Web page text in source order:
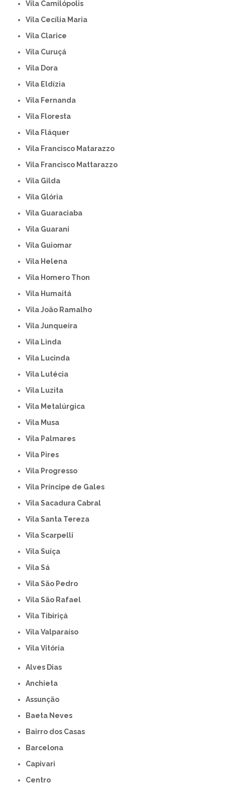
Vila Camilópolis
Vila Cecília Maria
Vila Clarice
Vila Curuçá
Vila Dora
Vila Eldízia
Vila Fernanda
Vila Floresta
Vila Fláquer
Vila Francisco Matarazzo
Vila Francisco Mattarazzo
Vila Gilda
Vila Glória
Vila Guaraciaba
Vila Guarani
Vila Guiomar
Vila Helena
Vila Homero Thon
Vila Humaitá
Vila João Ramalho
Vila Junqueira
Vila Linda
Vila Lucinda
Vila Lutécia
Vila Luzita
Vila Metalúrgica
Vila Musa
Vila Palmares
Vila Pires
Vila Progresso
Vila Príncipe de Gales
Vila Sacadura Cabral
Vila Santa Tereza
Vila Scarpelli
Vila Suíça
Vila Sá
Vila São Pedro
Vila São Rafael
Vila Tibiriçá
Vila Valparaíso
Vila Vitória
Alves Dias
Anchieta
Assunção
Baeta Neves
Bairro dos Casas
Barcelona
Capivari
Centro